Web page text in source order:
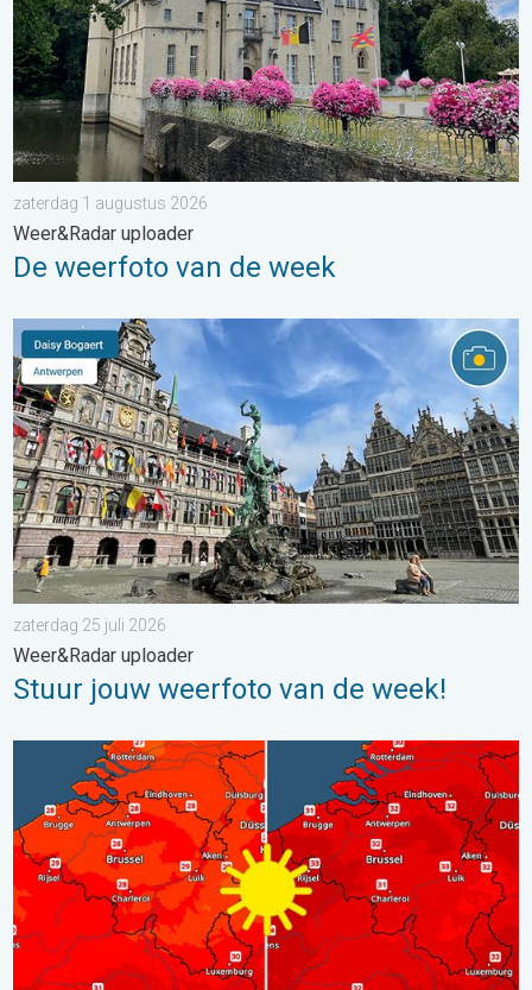
zaterdag 1 augustus 2026
Weer&Radar uploader
De weerfoto van de week
Stuur jouw weerfoto van de week!. Weer&Radar uploader. . .
zaterdag 25 juli 2026
Weer&Radar uploader
Stuur jouw weerfoto van de week!
Volop zon en zomerse warmte. Weekendweer. . . donderdag